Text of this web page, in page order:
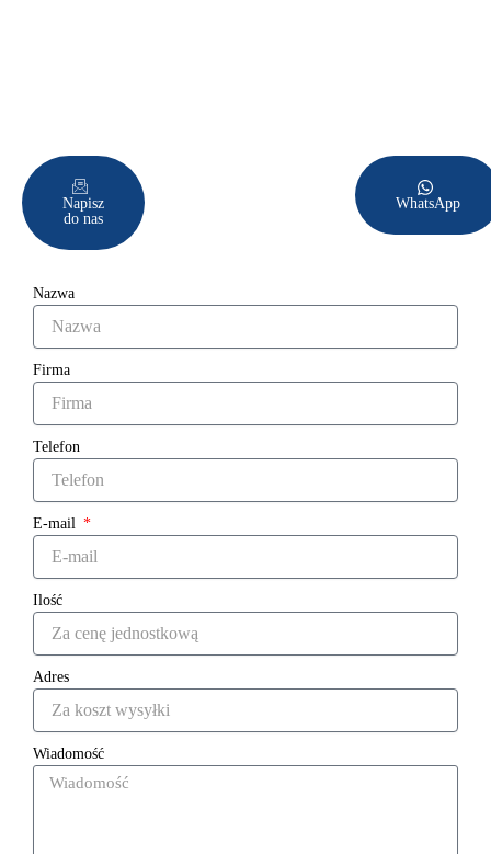
Napisz
do nas
WhatsApp
Nazwa
Firma
Telefon
E-mail
Ilość
Adres
Wiadomość